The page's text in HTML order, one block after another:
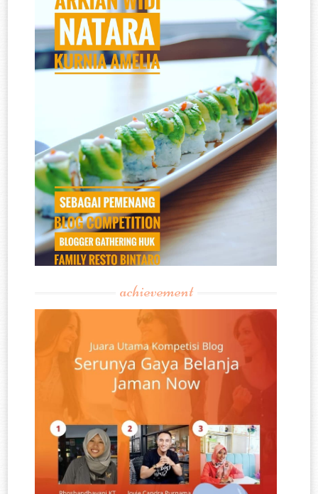
achievement